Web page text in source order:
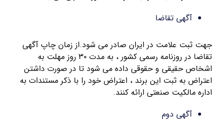
آگهی تقاضا
جهت ثبت علامت در ایران صادر می شود.از زمان چاپ آگهی
تقاضا در روزنامه رسمی کشور ، به مدت ۳۰ روز مهلت به
اشخاص حقیقی و حقوقی داده می شود تا در صورت داشتن
اعتراض به ثبت این برند ، اعتراض خود را با ذکر مستندات به
اداره مالکیت صنعتی ارائه کنند.
آگهی دوم